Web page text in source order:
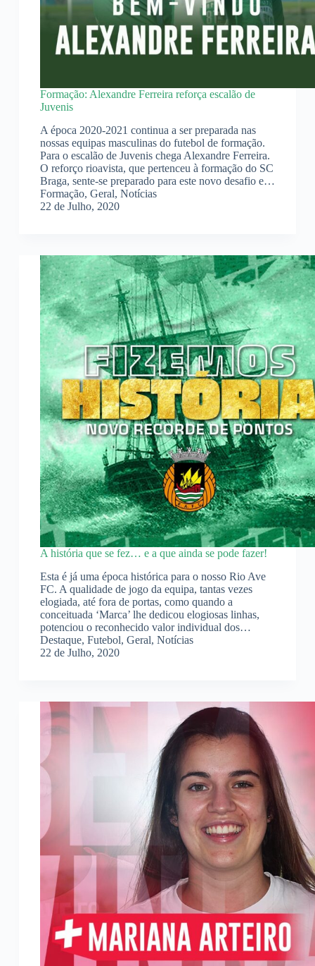
Formação: Alexandre Ferreira reforça escalão de
Juvenis
A época 2020-2021 continua a ser preparada nas
nossas equipas masculinas do futebol de formação.
Para o escalão de Juvenis chega Alexandre Ferreira.
O reforço rioavista, que pertenceu à formação do SC
Braga, sente-se preparado para este novo desafio e…
Formação, Geral, Notícias
22 de Julho, 2020
A história que se fez… e a que ainda se pode fazer!
Esta é já uma época histórica para o nosso Rio Ave
FC. A qualidade de jogo da equipa, tantas vezes
elogiada, até fora de portas, como quando a
conceituada ‘Marca’ lhe dedicou elogiosas linhas,
potenciou o reconhecido valor individual dos…
Destaque, Futebol, Geral, Notícias
22 de Julho, 2020